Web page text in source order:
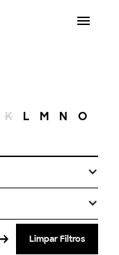
K L M N O
Limpar Filtros